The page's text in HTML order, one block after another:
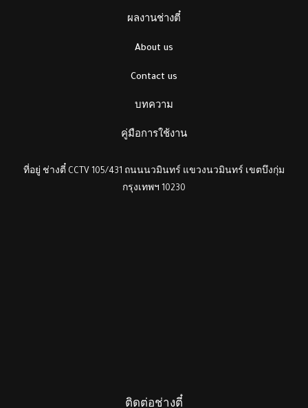
ผลงานช่างตี๋
About us
Contact us
บทความ
คู่มือการใช้งาน
ที่อยู่ ช่างตี๋ CCTV 105/431 ถนนนวมินทร์ แขวงนวมินทร์ เขตบึงกุ่ม
กรุงเทพฯ 10230
ติดต่อช่างตี๋